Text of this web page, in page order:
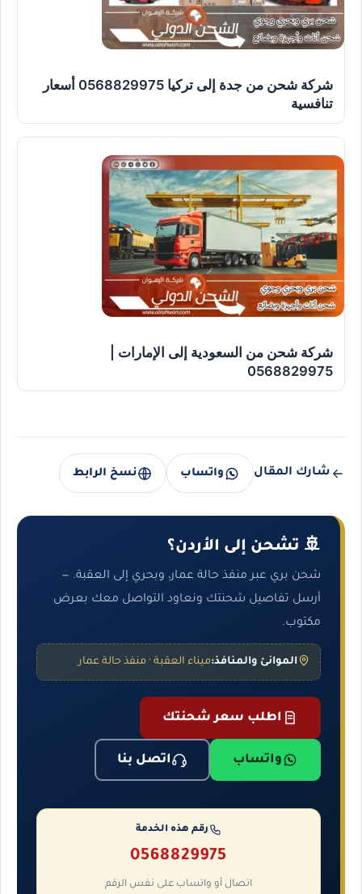
شركة شحن من جدة إلى تركيا 0568829975 أسعار
تنافسية
شركة شحن من السعودية إلى الإمارات |
0568829975
شارك المقال واتساب نسخ الرابط
🚢 تشحن إلى الأردن؟
شحن بري عبر منفذ حالة عمار، وبحري إلى العقبة. —
أرسل تفاصيل شحنتك ونعاود التواصل معك بعرض
مكتوب.
الموانئ والمنافذ:ميناء العقبة · منفذ حالة عمار
اطلب سعر شحنتك
واتساب اتصل بنا
رقم هذه الخدمة
0568829975
اتصال أو واتساب على نفس الرقم